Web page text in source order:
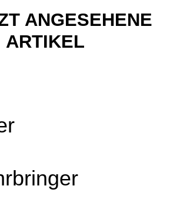
ANGESEHENE
ARTIKEL